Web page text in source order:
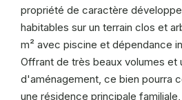
propriété de caractère
habitables sur un terrain clos et
m² avec piscine et dépendance
Offrant de très beaux volumes et
d'aménagement, ce bien pourra
une résidence principale